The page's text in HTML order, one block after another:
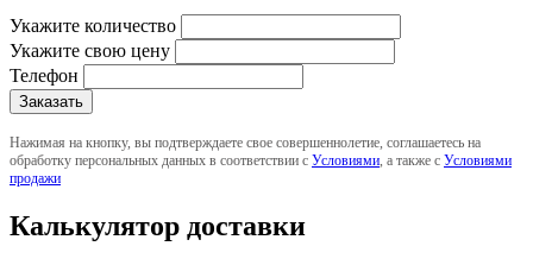
Укажите количество
Укажите свою цену
Телефон
Нажимая на кнопку, вы подтверждаете свое совершеннолетие, соглашаетесь на
обработку персональных данных в соответствии с Условиями , а также с Условиями
продажи
Калькулятор доставки